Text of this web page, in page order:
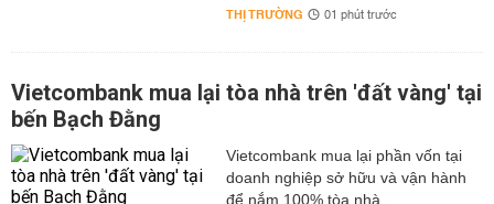
THỊ TRƯỜNG 01 phút trước
Vietcombank mua lại tòa nhà trên 'đất vàng' tại
bến Bạch Đằng
Vietcombank mua lại phần vốn tại
doanh nghiệp sở hữu và vận hành
để nắm 100% tòa nhà...